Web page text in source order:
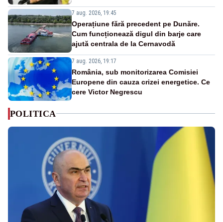
7 aug. 2026, 19:45
Operațiune fără precedent pe Dunăre.
Cum funcționează digul din barje care
ajută centrala de la Cernavodă
7 aug. 2026, 19:17
România, sub monitorizarea Comisiei
Europene din cauza crizei energetice. Ce
cere Victor Negrescu
POLITICA